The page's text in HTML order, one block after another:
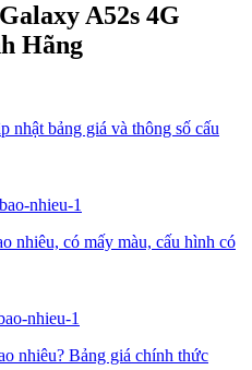
A52s 4G
Hãng
nhật bảng giá và thông số cấu
nhiêu, có mấy màu, cấu hình có
nhiêu? Bảng giá chính thức